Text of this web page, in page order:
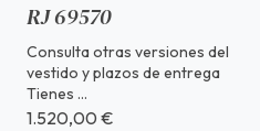
RJ 69570
Consulta otras versiones del
vestido y plazos de entrega
Tienes ...
1.520,00 €